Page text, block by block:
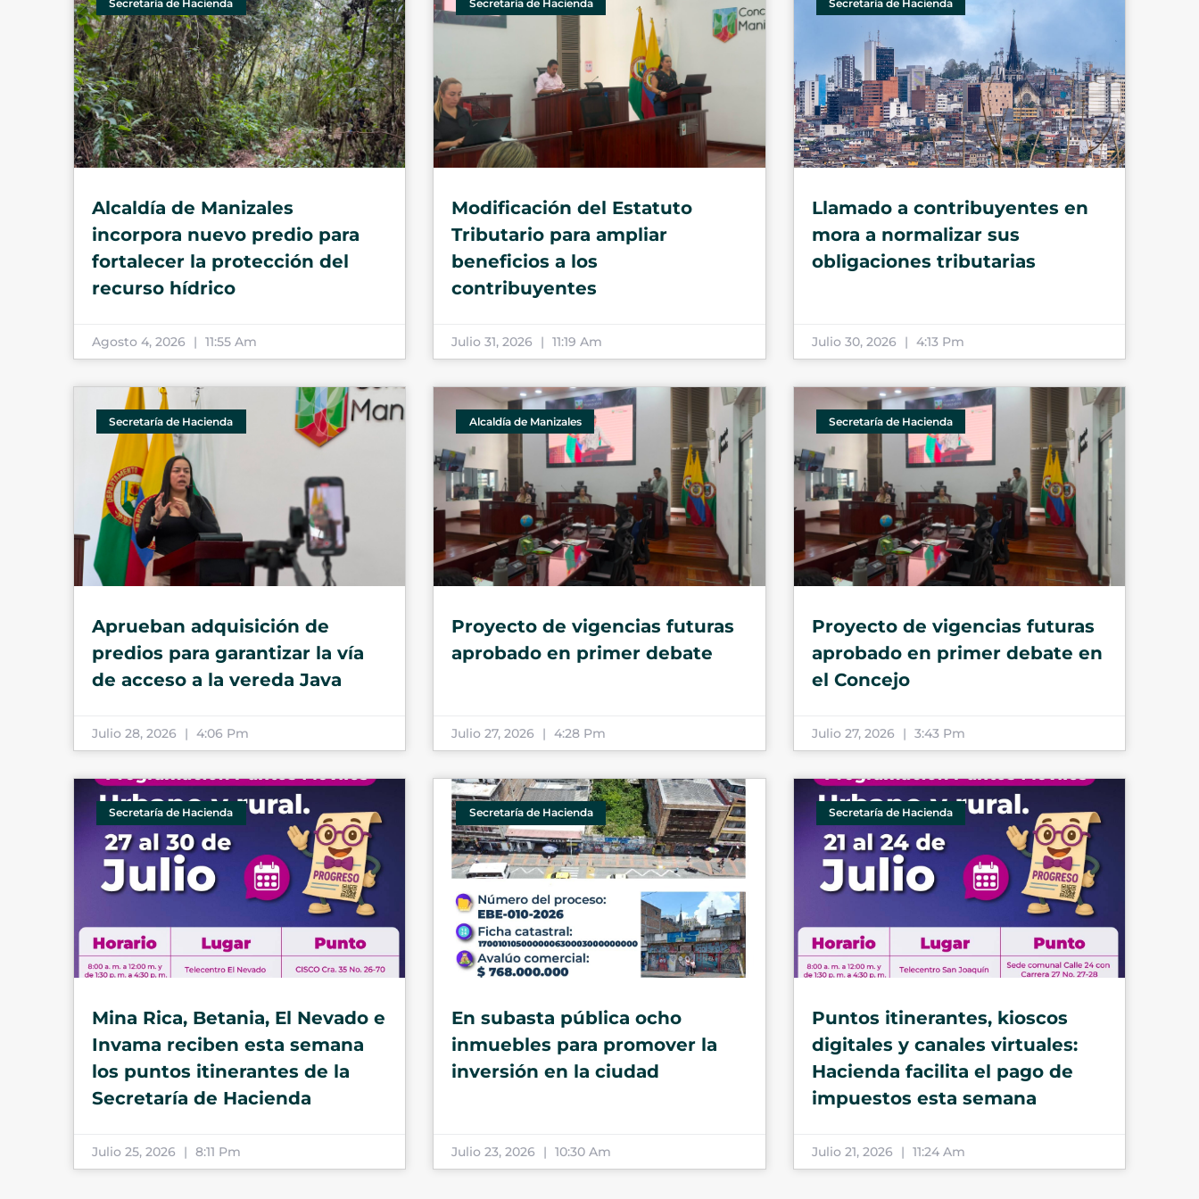
Secretaría de Hacienda
Alcaldía de Manizales
incorpora nuevo predio para
fortalecer la protección del
recurso hídrico
Agosto 4, 2026 11:55 Am
Secretaría de Hacienda
Modificación del Estatuto
Tributario para ampliar
beneficios a los
contribuyentes
Julio 31, 2026 11:19 Am
Secretaría de Hacienda
Llamado a contribuyentes en
mora a normalizar sus
obligaciones tributarias
Julio 30, 2026 4:13 Pm
Secretaría de Hacienda
Aprueban adquisición de
predios para garantizar la vía
de acceso a la vereda Java
Julio 28, 2026 4:06 Pm
Alcaldía de Manizales
Proyecto de vigencias futuras
aprobado en primer debate
Julio 27, 2026 4:28 Pm
Secretaría de Hacienda
Proyecto de vigencias futuras
aprobado en primer debate en
el Concejo
Julio 27, 2026 3:43 Pm
Secretaría de Hacienda
Mina Rica, Betania, El Nevado e
Invama reciben esta semana
los puntos itinerantes de la
Secretaría de Hacienda
Julio 25, 2026 8:11 Pm
Secretaría de Hacienda
En subasta pública ocho
inmuebles para promover la
inversión en la ciudad
Julio 23, 2026 10:30 Am
Secretaría de Hacienda
Puntos itinerantes, kioscos
digitales y canales virtuales:
Hacienda facilita el pago de
impuestos esta semana
Julio 21, 2026 11:24 Am